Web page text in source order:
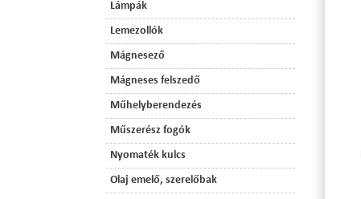
Lámpák
Lemezollók
Mágnesező
Mágneses felszedő
Műhelyberendezés
Műszerész fogók
Nyomaték kulcs
Olaj emelő, szerelőbak